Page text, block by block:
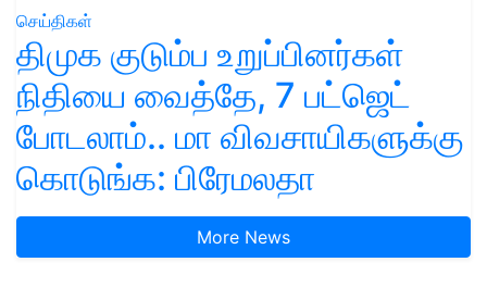
செய்திகள்
திமுக குடும்ப உறுப்பினர்கள்
நிதியை வைத்தே, 7 பட்ஜெட்
போடலாம்.. மா விவசாயிகளுக்கு
கொடுங்க: பிரேமலதா
More News